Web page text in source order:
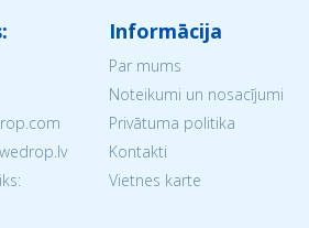
Informācija
Par mums
Noteikumi un nosacījumi
Privātuma politika
Kontakti
Vietnes karte